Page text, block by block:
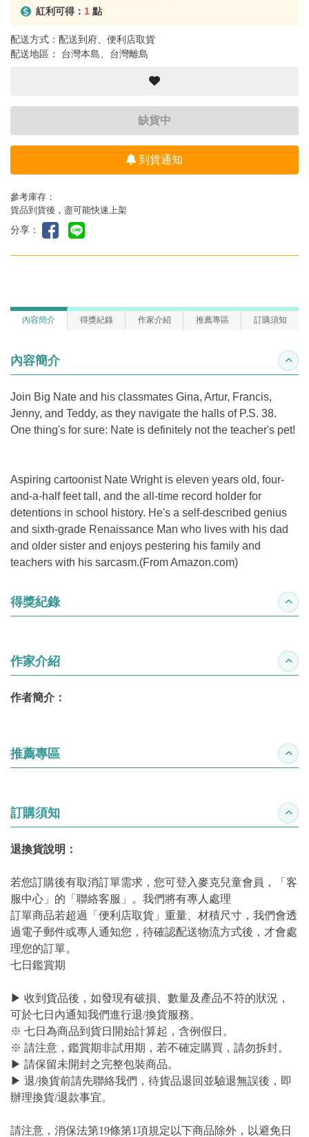
紅利可得： 1 點
配送方式：配送到府、便利店取貨
配送地區： 台灣本島、台灣離島
缺貨中
到貨通知
參考庫存：
貨品到貨後，盡可能快速上架
分享：
內容簡介 得獎紀錄 作家介紹 推薦專區 訂購須知
內容簡介 收合
Join Big Nate and his classmates Gina, Artur, Francis,
Jenny, and Teddy, as they navigate the halls of P.S. 38.
One thing's for sure: Nate is definitely not the teacher's pet!
Aspiring cartoonist Nate Wright is eleven years old, four-
and-a-half feet tall, and the all-time record holder for
detentions in school history. He's a self-described genius
and sixth-grade Renaissance Man who lives with his dad
and older sister and enjoys pestering his family and
teachers with his sarcasm.(From Amazon.com)
得獎紀錄 收合
作家介紹 收合
作者簡介：
推薦專區 收合
訂購須知 收合
退換貨說明：
若您訂購後有取消訂單需求，您可登入麥克兒童會員，「客
服中心」的「聯絡客服」。我們將有專人處理
訂單商品若超過「便利店取貨」重量、材積尺寸，我們會透
過電子郵件或專人通知您，待確認配送物流方式後，才會處
理您的訂單。
七日鑑賞期
▶ 收到貨品後，如發現有破損、數量及產品不符的狀況，
可於七日內通知我們進行退/換貨服務。
※ 七日為商品到貨日開始計算起，含例假日。
※ 請注意，鑑賞期非試用期，若不確定購買，請勿拆封。
▶ 請保留未開封之完整包裝商品。
▶ 退/換貨前請先聯絡我們，待貨品退回並驗退無誤後，即
辦理換貨/退款事宜。
請注意，消保法第19條第1項規定以下商品除外，以避免日